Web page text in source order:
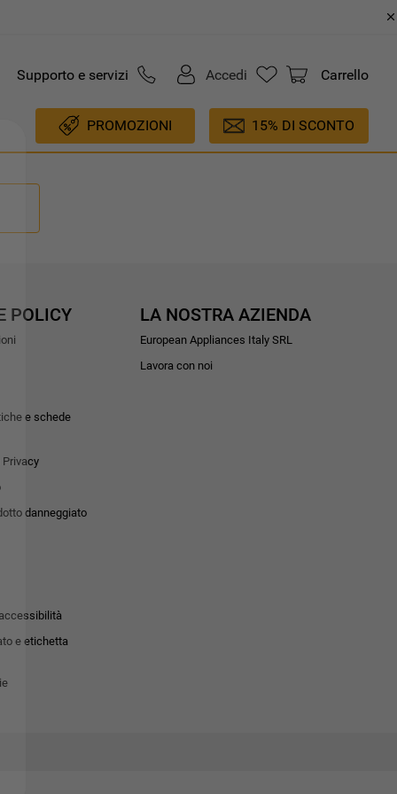
Supporto e servizi Accedi Carrello
PROMOZIONI 15% DI SCONTO
POLICY
e schede
danneggiato
e etichetta
LA NOSTRA AZIENDA
European Appliances Italy SRL
Lavora con noi